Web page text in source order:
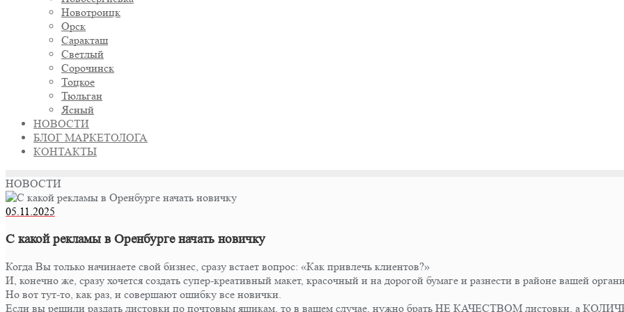
Новотроицк
Орск
Саракташ
Светлый
Сорочинск
Тоцкое
Тюльган
Ясный
НОВОСТИ
БЛОГ МАРКЕТОЛОГА
КОНТАКТЫ
НОВОСТИ
05.11.2025
С какой рекламы в Оренбурге начать новичку
Когда Вы только начинаете свой бизнес, сразу встает вопрос: «Как привлечь клиентов?»
И, конечно же, сразу хочется создать супер-креативный макет, красочный и на дорогой бумаге и разнести в районе вашей
Но вот тут-то, как раз, и совершают ошибку все новички.
Если вы решили раздать листовки по почтовым ящикам, то в вашем случае, нужно брать НЕ КАЧЕСТВОМ листовки, а